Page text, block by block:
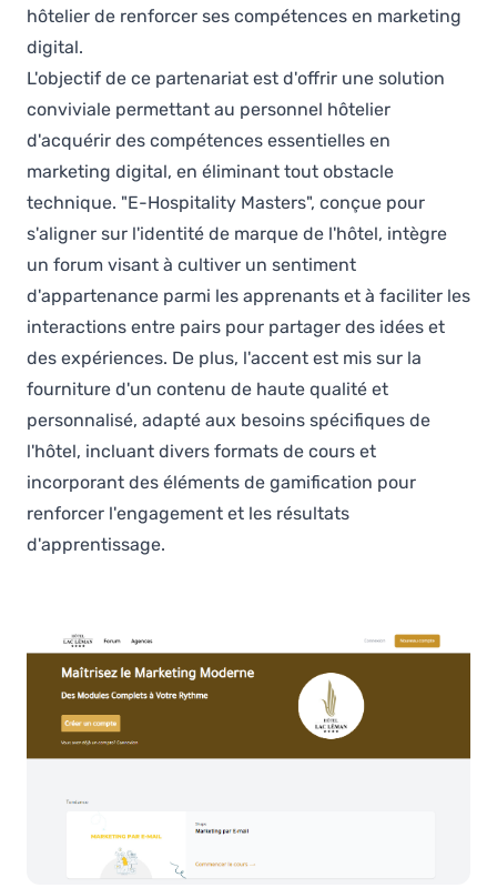
hôtelier de renforcer ses compétences en marketing
digital.
L'objectif de ce partenariat est d'offrir une solution
conviviale permettant au personnel hôtelier
d'acquérir des compétences essentielles en
marketing digital, en éliminant tout obstacle
technique. "E-Hospitality Masters", conçue pour
s'aligner sur l'identité de marque de l'hôtel, intègre
un forum visant à cultiver un sentiment
d'appartenance parmi les apprenants et à faciliter les
interactions entre pairs pour partager des idées et
des expériences. De plus, l'accent est mis sur la
fourniture d'un contenu de haute qualité et
personnalisé, adapté aux besoins spécifiques de
l'hôtel, incluant divers formats de cours et
incorporant des éléments de gamification pour
renforcer l'engagement et les résultats
d'apprentissage.